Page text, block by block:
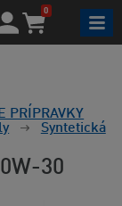
0
PRÍPRAVKY
Syntetická
30